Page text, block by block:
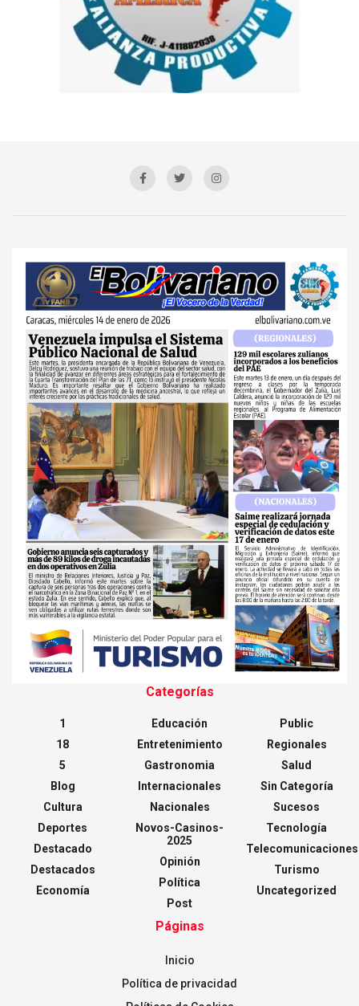
Categorías
1
18
5
Blog
Cultura
Deportes
Destacado
Destacados
Economía
Educación
Entretenimiento
Gastronomia
Internacionales
Nacionales
Novos-Casinos-
2025
Opinión
Política
Post
Public
Regionales
Salud
Sin Categoría
Sucesos
Tecnología
Telecomunicaciones
Turismo
Uncategorized
Páginas
Inicio
Política de privacidad